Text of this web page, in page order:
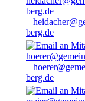
berg.de
berg.de